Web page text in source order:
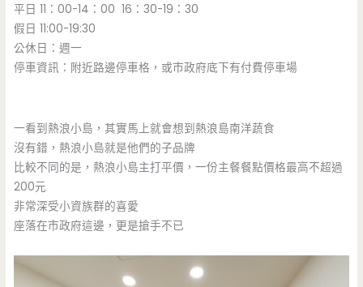
平日 11：00-14：00 16：30-19：30
假日 11:00-19:30
公休日：週一
停車資訊：附近路邊停車格，或市政府底下有付費停車場
一看到熱浪小島，其實馬上就會想到熱浪島南洋蔬食
沒有錯，熱浪小島就是他們的子品牌
比較不同的是，熱浪小島主打平價，一份主餐餐點價格最高不超過
200元
非常深受小資族群的喜愛
座落在市政府這邊，更是搶手不已